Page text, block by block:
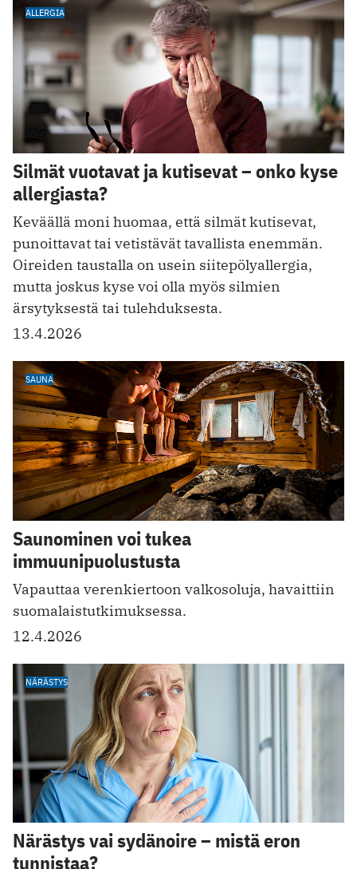
ALLERGIA
Silmät vuotavat ja kutisevat – onko kyse
allergiasta?
Keväällä moni huomaa, että silmät kutisevat,
punoittavat tai vetistävät tavallista enemmän.
Oireiden taustalla on usein siitepölyallergia,
mutta joskus kyse voi olla myös silmien
ärsytyksestä tai tulehduksesta.
13.4.2026
SAUNA
Saunominen voi tukea
immuunipuolustusta
Vapauttaa verenkiertoon valkosoluja, havaittiin
suomalaistutkimuksessa.
12.4.2026
NÄRÄSTYS
Närästys vai sydänoire – mistä eron
tunnistaa?